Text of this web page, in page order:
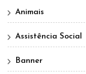
Animais
Assistência Social
Banner